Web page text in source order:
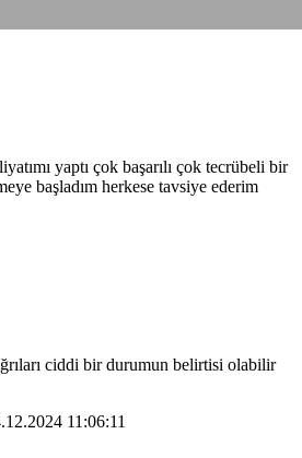
yaptı çok başarılı çok tecrübeli bir
başladım herkese tavsiye ederim
ciddi bir durumun belirtisi olabilir
11:06:11